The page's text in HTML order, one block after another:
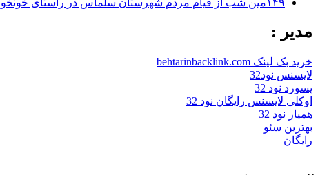
مدیر :
خرید بک لینک behtarinbacklink.com
لایسنس نود32
پسورد نود 32
اوکلی لایسنس رایگان نود 32
همیار نود 32
بهترین سئو
رایگان